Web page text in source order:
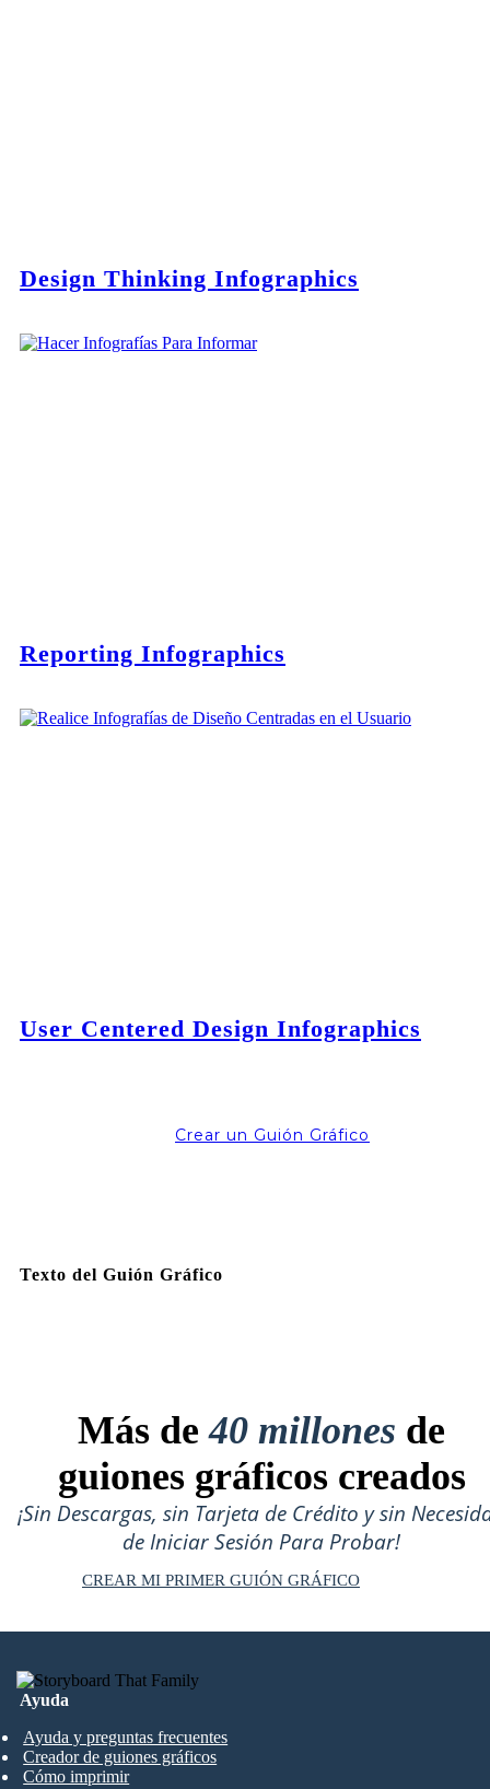
Design Thinking Infographics
Reporting Infographics
User Centered Design Infographics
Crear un Guión Gráfico
Texto del Guión Gráfico
Más de40 millones de
guiones gráficos creados
¡Sin Descargas, sin Tarjeta de Crédito y sin
de Iniciar Sesión Para Probar!
CREAR MI PRIMER GUIÓN GRÁFICO
Ayuda
Ayuda y preguntas frecuentes
Creador de guiones gráficos
Cómo imprimir